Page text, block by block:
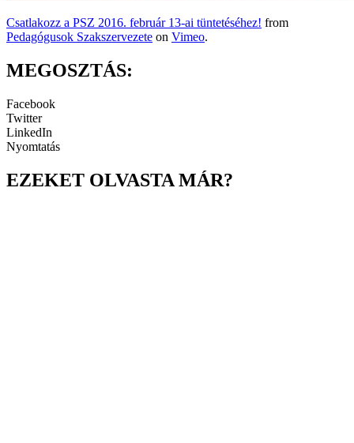
Csatlakozz a PSZ 2016. február 13-ai tüntetéséhez! from
Pedagógusok Szakszervezete on Vimeo.
MEGOSZTÁS:
Facebook
Twitter
LinkedIn
Nyomtatás
EZEKET OLVASTA MÁR?